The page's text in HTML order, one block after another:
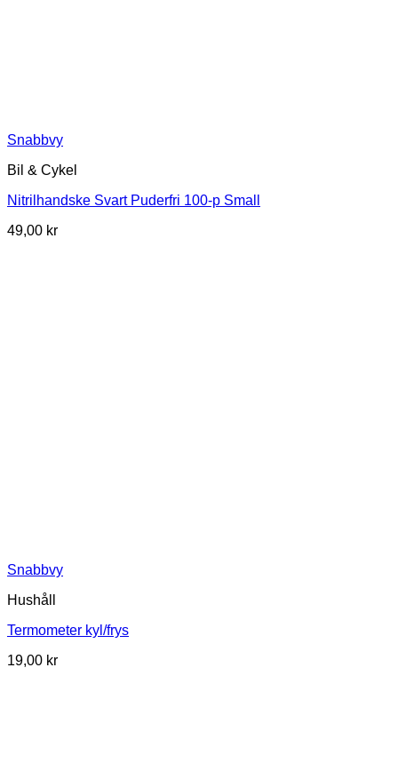
Snabbvy
Bil & Cykel
Nitrilhandske Svart Puderfri 100-p Small
49,00 kr
Snabbvy
Hushåll
Termometer kyl/frys
19,00 kr